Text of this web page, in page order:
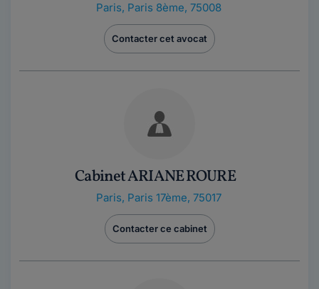
Paris, Paris 8ème, 75008
Contacter cet avocat
Cabinet ARIANE ROURE
Paris, Paris 17ème, 75017
Contacter ce cabinet